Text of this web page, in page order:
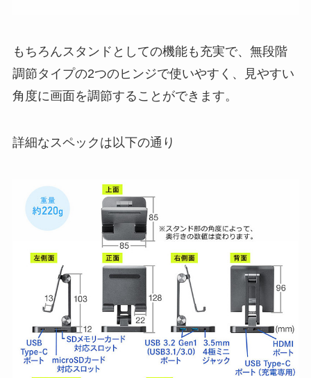
もちろんスタンドとしての機能も充実で、無段階
調節タイプの2つのヒンジで使いやすく、見やすい
角度に画面を調節することができます。
詳細なスペックは以下の通り